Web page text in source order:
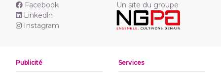
Facebook
Linkedln
Instagram
Un site du groupe
Publicité Services